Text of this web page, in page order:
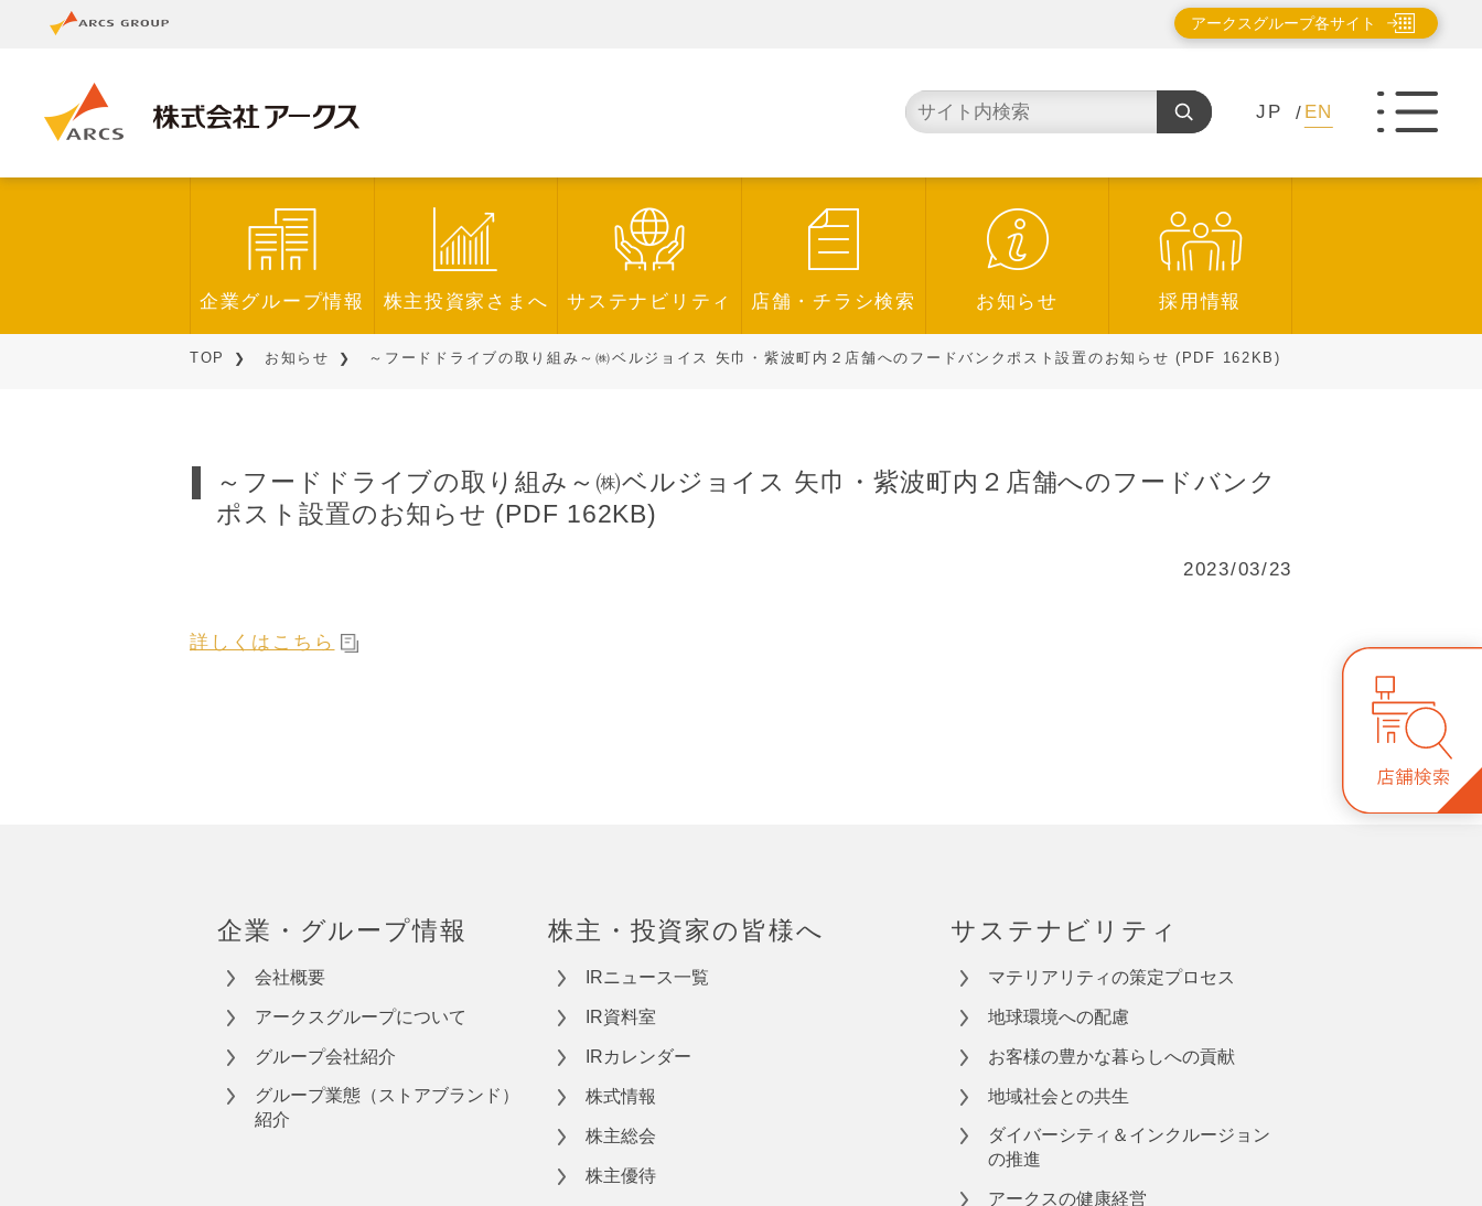
アークスグループ各サイト
JP EN
企業グループ情報 株主投資家さまへ サステナビリティ 店舗・チラシ検索 お知らせ 採用情報
TOP お知らせ ～フードドライブの取り組み～㈱ベルジョイス 矢巾・紫波町内２店舗へのフードバンクポスト設置のお知らせ (PDF 162KB)
～フードドライブの取り組み～㈱ベルジョイス 矢巾・紫波町内２店舗へのフードバンク
ポスト設置のお知らせ (PDF 162KB)
2023/03/23
詳しくはこちら
企業・グループ情報
会社概要
アークスグループについて
グループ会社紹介
グループ業態（ストアブランド）
紹介
株主・投資家の皆様へ
IRニュース一覧
IR資料室
IRカレンダー
株式情報
株主総会
株主優待
サステナビリティ
マテリアリティの策定プロセス
地球環境への配慮
お客様の豊かな暮らしへの貢献
地域社会との共生
ダイバーシティ＆インクルージョン
の推進
アークスの健康経営